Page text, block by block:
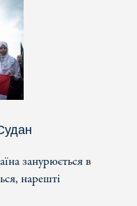
занурюється в
нарешті